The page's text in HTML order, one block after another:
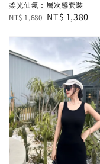
柔光仙氣：層次感套裝
Regular
NT$ 1,680 Sale
NT$ 1,380